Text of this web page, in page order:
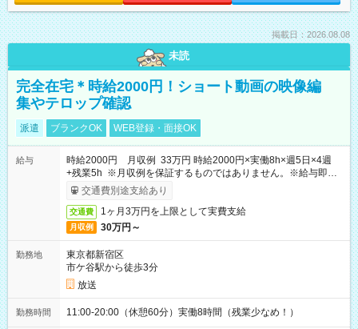
掲載日：2026.08.08
未読
完全在宅＊時給2000円！ショート動画の映像編
集やテロップ確認
派遣 ブランクOK WEB登録・面接OK
給与
時給2000円 月収例 33万円 時給2000円×実働8h×週5日×4週
+残業5h ※月収例を保証するものではありません。※給与即受
取りサービス利用可（利用条件有）
交通費別途支給あり
交通費 1ヶ月3万円を上限として実費支給
月収例 30万円～
勤務地
東京都新宿区
市ケ谷駅から徒歩3分
放送
勤務時間 11:00-20:00（休憩60分）実働8時間（残業少なめ！）